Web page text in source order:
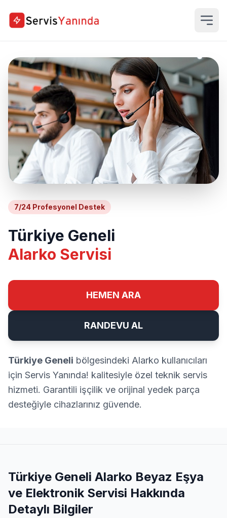
7/24 Profesyonel Destek
Türkiye Geneli
Alarko Servisi
HEMEN ARA
RANDEVU AL
Türkiye Geneli bölgesindeki Alarko kullanıcıları
için Servis Yanında! kalitesiyle özel teknik servis
hizmeti. Garantili işçilik ve orijinal yedek parça
desteğiyle cihazlarınız güvende.
Türkiye Geneli Alarko Beyaz Eşya
ve Elektronik Servisi Hakkında
Detaylı Bilgiler